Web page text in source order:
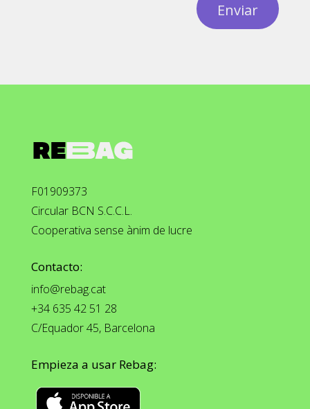
Enviar
F01909373
Circular BCN S.C.C.L.
Cooperativa sense ànim de lucre
Contacto:
info@rebag.cat
+34 635 42 51 28
C/Equador 45, Barcelona
Empieza a usar Rebag: